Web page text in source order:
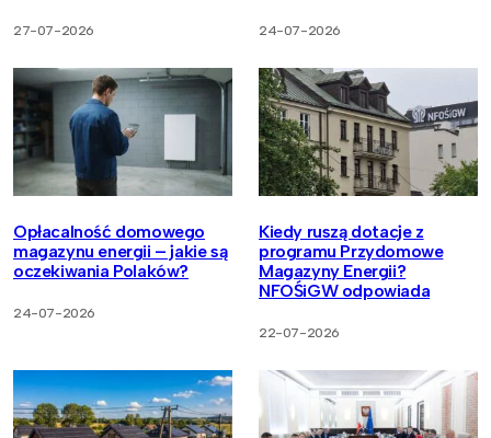
27-07-2026 24-07-2026
Opłacalność domowego
magazynu energii – jakie są
oczekiwania Polaków?
24-07-2026
Kiedy ruszą dotacje z
programu Przydomowe
Magazyny Energii?
NFOŚiGW odpowiada
22-07-2026